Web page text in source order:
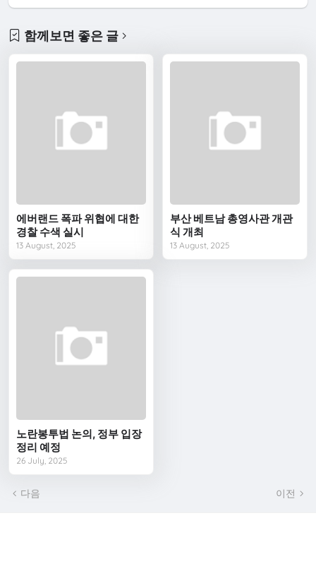
함께보면 좋은 글
에버랜드 폭파 위협에 대한
경찰 수색 실시
13 August, 2025
부산 베트남 총영사관 개관
식 개최
13 August, 2025
노란봉투법 논의, 정부 입장
정리 예정
26 July, 2025
다음 이전